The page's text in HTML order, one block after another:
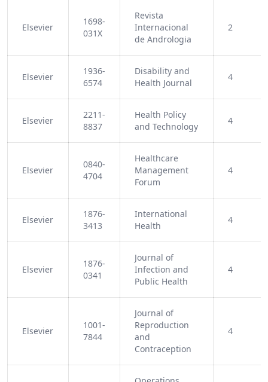
Elsevier
1698-
031X
Revista
Internacional
de Andrologia
2
Elsevier
1936-
6574
Disability and
Health Journal
4
Elsevier
2211-
8837
Health Policy
and Technology
4
Elsevier
0840-
4704
Healthcare
Management
Forum
4
Elsevier
1876-
3413
International
Health
4
Elsevier
1876-
0341
Journal of
Infection and
Public Health
4
Elsevier
1001-
7844
Journal of
Reproduction
and
Contraception
4